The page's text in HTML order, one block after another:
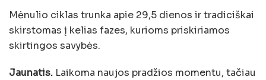
Mėnulio ciklas trunka apie 29,5 dienos ir tradiciškai
skirstomas į kelias fazes, kurioms priskiriamos
skirtingos savybės.
Jaunatis. Laikoma naujos pradžios momentu, tačiau